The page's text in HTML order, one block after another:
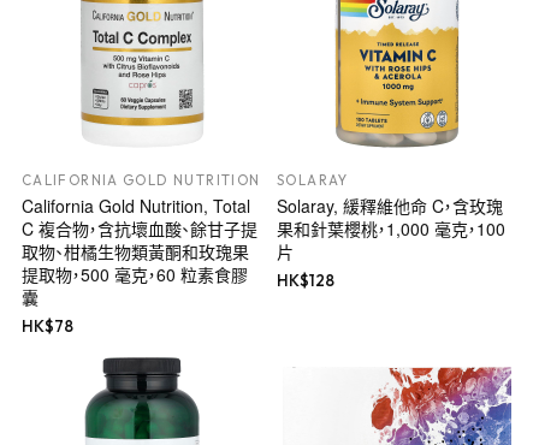
CALIFORNIA GOLD NUTRITION
California Gold Nutrition, Total
C 複合物，含抗壞血酸、餘甘子提
取物、柑橘生物類黃酮和玫瑰果
提取物，500 毫克，60 粒素食膠
囊
HK$78
SOLARAY
Solaray, 緩釋維他命 C，含玫瑰
果和針葉櫻桃，1,000 毫克，100
片
HK$128